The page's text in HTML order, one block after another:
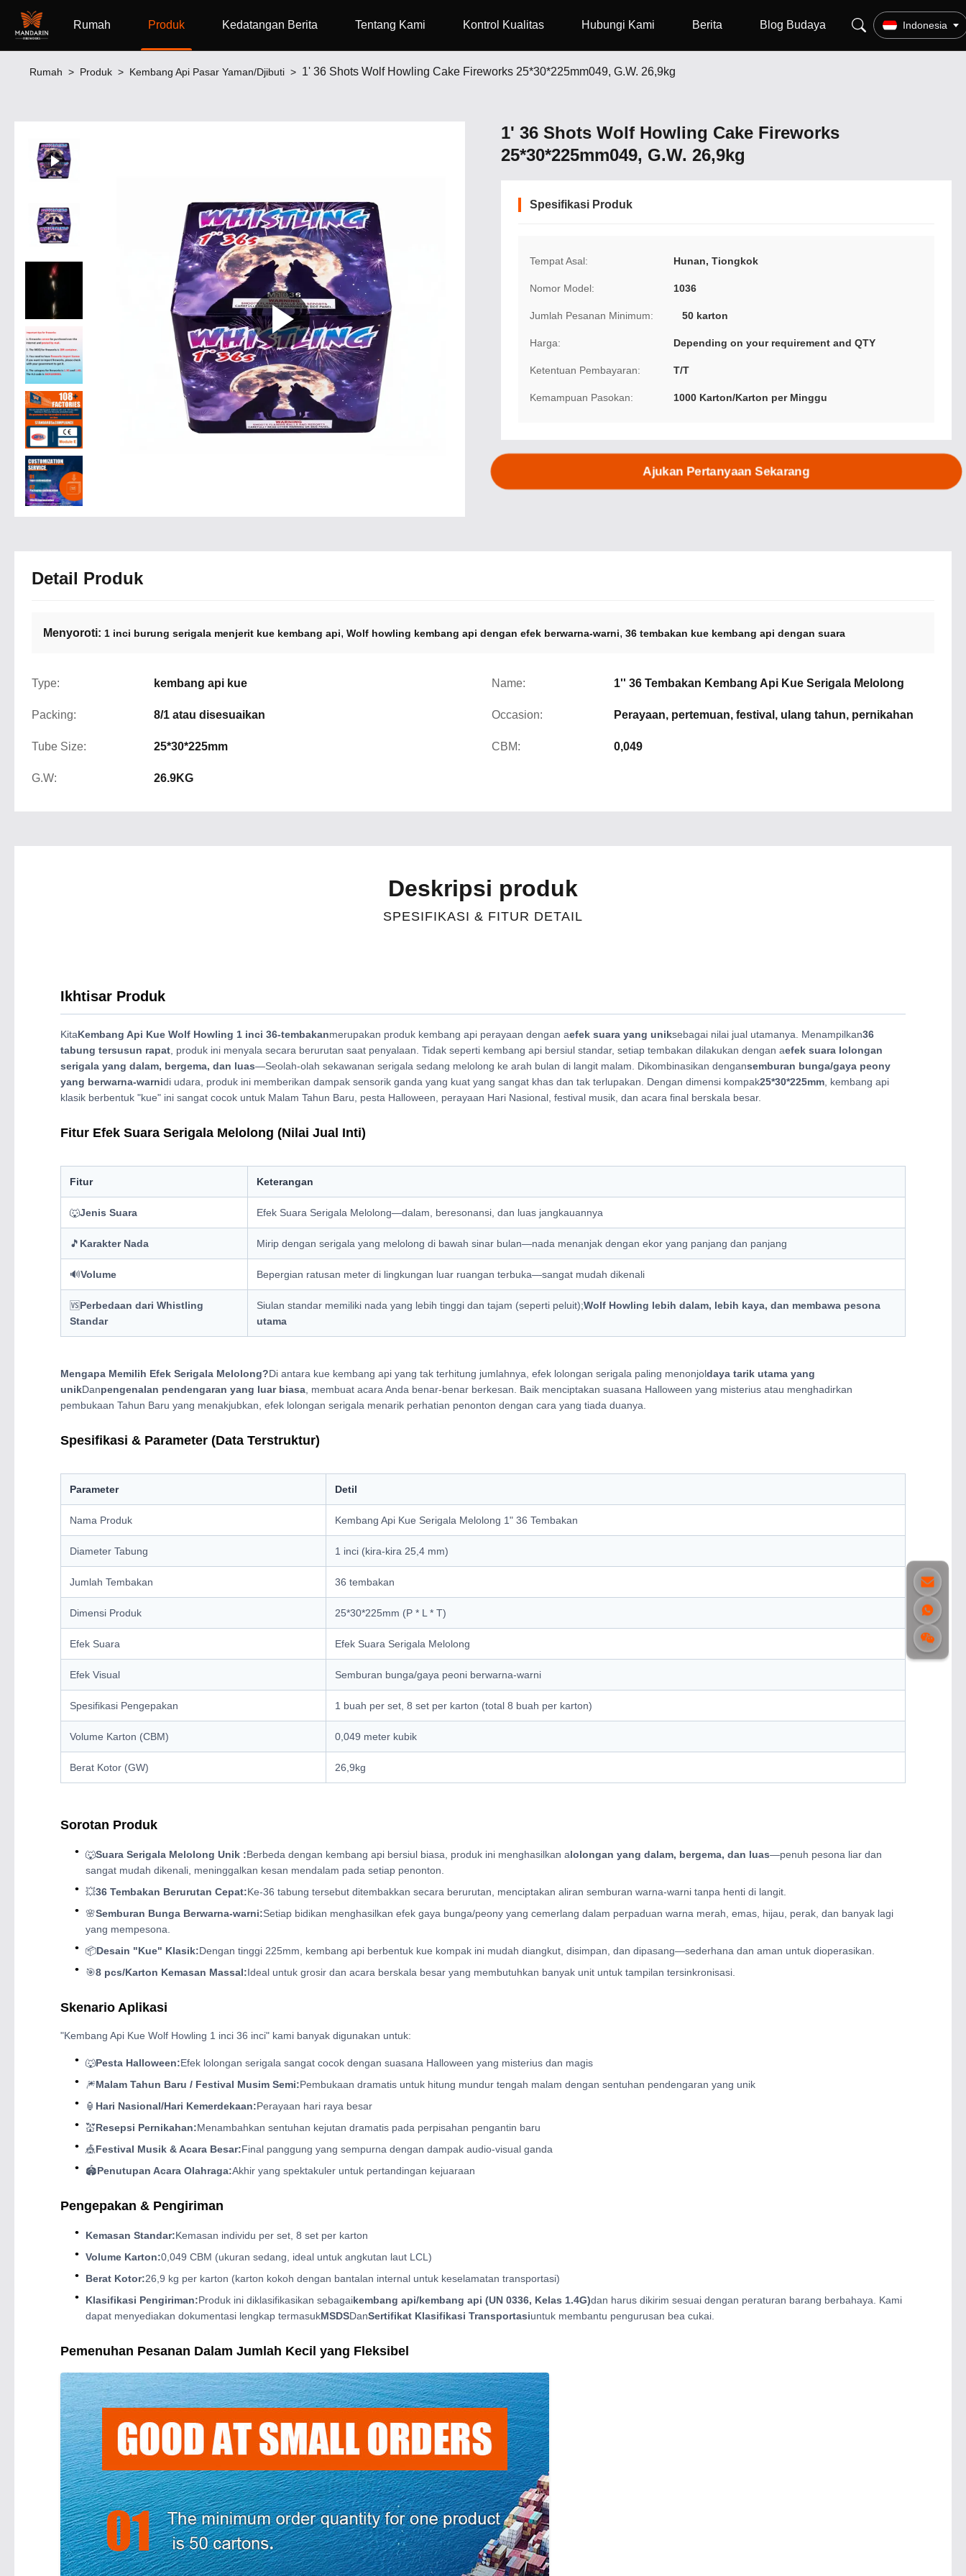
Rumah Produk Kedatangan Berita Tentang Kami Kontrol Kualitas Hubungi Kami Berita Blog Budaya Indonesia
Rumah > Produk > Kembang Api Pasar Yaman/Djibuti > 1' 36 Shots Wolf Howling Cake Fireworks 25*30*225mm049, G.W. 26,9kg
1' 36 Shots Wolf Howling Cake Fireworks
25*30*225mm049, G.W. 26,9kg
Spesifikasi Produk
Tempat Asal: Hunan, Tiongkok
Nomor Model: 1036
Jumlah Pesanan Minimum: 50 karton
Harga: Depending on your requirement and QTY
Ketentuan Pembayaran: T/T
Kemampuan Pasokan: 1000 Karton/Karton per Minggu
Ajukan Pertanyaan Sekarang
Detail Produk
Menyoroti: 1 inci burung serigala menjerit kue kembang api, Wolf howling kembang api dengan efek berwarna-warni, 36 tembakan kue kembang api dengan suara
Type: kembang api kue Name: 1'' 36 Tembakan Kembang Api Kue Serigala Melolong
Packing: 8/1 atau disesuaikan Occasion: Perayaan, pertemuan, festival, ulang tahun, pernikahan
Tube Size: 25*30*225mm CBM: 0,049
G.W: 26.9KG
Deskripsi produk
SPESIFIKASI & FITUR DETAIL
Ikhtisar Produk
KitaKembang Api Kue Wolf Howling 1 inci 36-tembakanmerupakan produk kembang api perayaan dengan aefek suara yang uniksebagai nilai jual utamanya. Menampilkan36
tabung tersusun rapat , produk ini menyala secara berurutan saat penyalaan. Tidak seperti kembang api bersiul standar, setiap tembakan dilakukan dengan aefek suara lolongan
serigala yang dalam, bergema, dan luas—Seolah-olah sekawanan serigala sedang melolong ke arah bulan di langit malam. Dikombinasikan dengansemburan bunga/gaya peony
yang berwarna-warnidi udara, produk ini memberikan dampak sensorik ganda yang kuat yang sangat khas dan tak terlupakan. Dengan dimensi kompak25*30*225mm , kembang api
klasik berbentuk "kue" ini sangat cocok untuk Malam Tahun Baru, pesta Halloween, perayaan Hari Nasional, festival musik, dan acara final berskala besar.
Fitur Efek Suara Serigala Melolong (Nilai Jual Inti)
Fitur Keterangan
🐺Jenis Suara Efek Suara Serigala Melolong—dalam, beresonansi, dan luas jangkauannya
🎵 Karakter Nada Mirip dengan serigala yang melolong di bawah sinar bulan—nada menanjak dengan ekor yang panjang dan panjang
🔊Volume Bepergian ratusan meter di lingkungan luar ruangan terbuka—sangat mudah dikenali
🆚Perbedaan dari Whistling
Standar
Siulan standar memiliki nada yang lebih tinggi dan tajam (seperti peluit);Wolf Howling lebih dalam, lebih kaya, dan membawa pesona
utama
Mengapa Memilih Efek Serigala Melolong?Di antara kue kembang api yang tak terhitung jumlahnya, efek lolongan serigala paling menonjoldaya tarik utama yang
unikDanpengenalan pendengaran yang luar biasa , membuat acara Anda benar-benar berkesan. Baik menciptakan suasana Halloween yang misterius atau menghadirkan
pembukaan Tahun Baru yang menakjubkan, efek lolongan serigala menarik perhatian penonton dengan cara yang tiada duanya.
Spesifikasi & Parameter (Data Terstruktur)
Parameter Detil
Nama Produk Kembang Api Kue Serigala Melolong 1" 36 Tembakan
Diameter Tabung 1 inci (kira-kira 25,4 mm)
Jumlah Tembakan 36 tembakan
Dimensi Produk 25*30*225mm (P * L * T)
Efek Suara Efek Suara Serigala Melolong
Efek Visual Semburan bunga/gaya peoni berwarna-warni
Spesifikasi Pengepakan 1 buah per set, 8 set per karton (total 8 buah per karton)
Volume Karton (CBM) 0,049 meter kubik
Berat Kotor (GW) 26,9kg
Sorotan Produk
🐺Suara Serigala Melolong Unik :Berbeda dengan kembang api bersiul biasa, produk ini menghasilkan alolongan yang dalam, bergema, dan luas—penuh pesona liar dan
sangat mudah dikenali, meninggalkan kesan mendalam pada setiap penonton.
💥36 Tembakan Berurutan Cepat:Ke-36 tabung tersebut ditembakkan secara berurutan, menciptakan aliran semburan warna-warni tanpa henti di langit.
🌸Semburan Bunga Berwarna-warni:Setiap bidikan menghasilkan efek gaya bunga/peony yang cemerlang dalam perpaduan warna merah, emas, hijau, perak, dan banyak lagi
yang mempesona.
📦Desain "Kue" Klasik:Dengan tinggi 225mm, kembang api berbentuk kue kompak ini mudah diangkut, disimpan, dan dipasang—sederhana dan aman untuk dioperasikan.
🎯8 pcs/Karton Kemasan Massal:Ideal untuk grosir dan acara berskala besar yang membutuhkan banyak unit untuk tampilan tersinkronisasi.
Skenario Aplikasi
"Kembang Api Kue Wolf Howling 1 inci 36 inci" kami banyak digunakan untuk:
🐺Pesta Halloween:Efek lolongan serigala sangat cocok dengan suasana Halloween yang misterius dan magis
🎆Malam Tahun Baru / Festival Musim Semi:Pembukaan dramatis untuk hitung mundur tengah malam dengan sentuhan pendengaran yang unik
🏮 Hari Nasional/Hari Kemerdekaan:Perayaan hari raya besar
💒Resepsi Pernikahan:Menambahkan sentuhan kejutan dramatis pada perpisahan pengantin baru
🎪Festival Musik & Acara Besar:Final panggung yang sempurna dengan dampak audio-visual ganda
🏟️Penutupan Acara Olahraga:Akhir yang spektakuler untuk pertandingan kejuaraan
Pengepakan & Pengiriman
Kemasan Standar:Kemasan individu per set, 8 set per karton
Volume Karton:0,049 CBM (ukuran sedang, ideal untuk angkutan laut LCL)
Berat Kotor:26,9 kg per karton (karton kokoh dengan bantalan internal untuk keselamatan transportasi)
Klasifikasi Pengiriman:Produk ini diklasifikasikan sebagaikembang api/kembang api (UN 0336, Kelas 1.4G)dan harus dikirim sesuai dengan peraturan barang berbahaya. Kami
dapat menyediakan dokumentasi lengkap termasukMSDSDanSertifikat Klasifikasi Transportasiuntuk membantu pengurusan bea cukai.
Pemenuhan Pesanan Dalam Jumlah Kecil yang Fleksibel